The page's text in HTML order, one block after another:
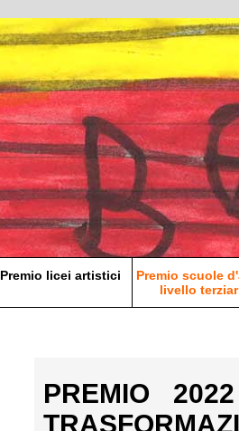
Premio licei artistici
Premio scuole
livello
PREMIO